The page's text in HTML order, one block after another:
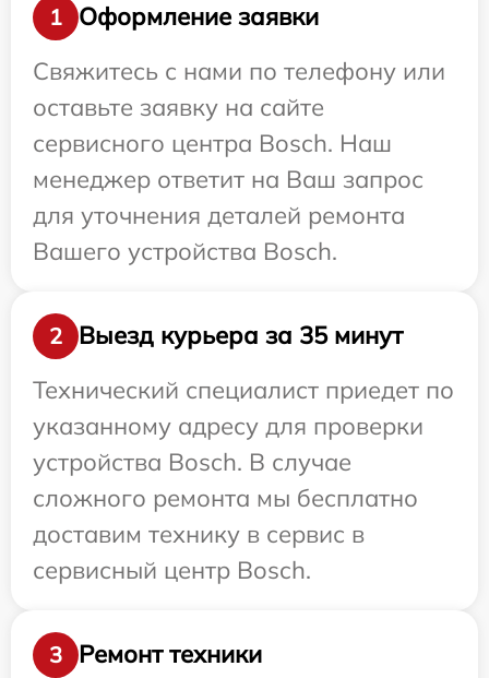
1
Оформление заявки
Свяжитесь с нами по телефону или
оставьте заявку на сайте
сервисного центра Bosch. Наш
менеджер ответит на Ваш запрос
для уточнения деталей ремонта
Вашего устройства Bosch.
2
Выезд курьера за 35 минут
Технический специалист приедет по
указанному адресу для проверки
устройства Bosch. В случае
сложного ремонта мы бесплатно
доставим технику в сервис в
сервисный центр Bosch.
3 Ремонт техники